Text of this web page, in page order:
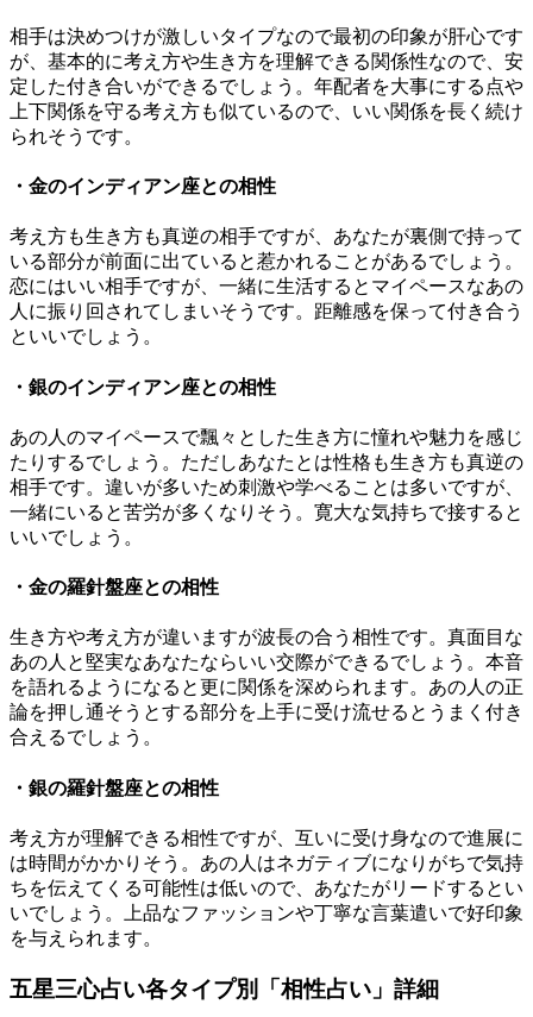
相手は決めつけが激しいタイプなので最初の印象が肝心です
が、基本的に考え方や生き方を理解できる関係性なので、安
定した付き合いができるでしょう。年配者を大事にする点や
上下関係を守る考え方も似ているので、いい関係を長く続け
られそうです。
・金のインディアン座との相性
考え方も生き方も真逆の相手ですが、あなたが裏側で持って
いる部分が前面に出ていると惹かれることがあるでしょう。
恋にはいい相手ですが、一緒に生活するとマイペースなあの
人に振り回されてしまいそうです。距離感を保って付き合う
といいでしょう。
・銀のインディアン座との相性
あの人のマイペースで飄々とした生き方に憧れや魅力を感じ
たりするでしょう。ただしあなたとは性格も生き方も真逆の
相手です。違いが多いため刺激や学べることは多いですが、
一緒にいると苦労が多くなりそう。寛大な気持ちで接すると
いいでしょう。
・金の羅針盤座との相性
生き方や考え方が違いますが波長の合う相性です。真面目な
あの人と堅実なあなたならいい交際ができるでしょう。本音
を語れるようになると更に関係を深められます。あの人の正
論を押し通そうとする部分を上手に受け流せるとうまく付き
合えるでしょう。
・銀の羅針盤座との相性
考え方が理解できる相性ですが、互いに受け身なので進展に
は時間がかかりそう。あの人はネガティブになりがちで気持
ちを伝えてくる可能性は低いので、あなたがリードするとい
いでしょう。上品なファッションや丁寧な言葉遣いで好印象
を与えられます。
五星三心占い各タイプ別「相性占い」詳細